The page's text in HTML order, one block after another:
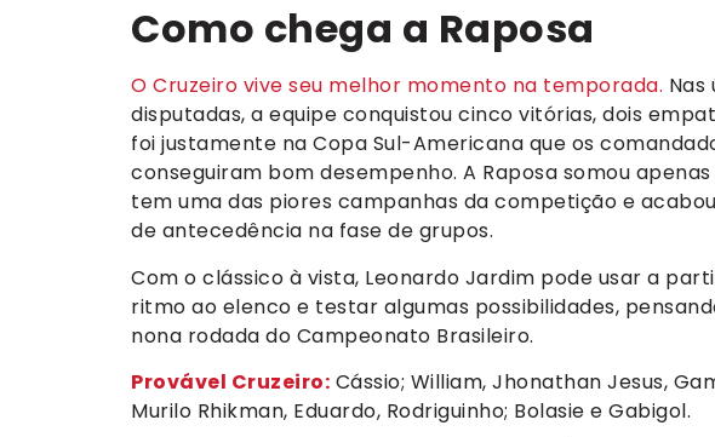
Como chega a Raposa
O Cruzeiro vive seu melhor momento na temporada.
disputadas, a equipe conquistou cinco vitórias, dois
foi justamente na Copa Sul-Americana que os
conseguiram bom desempenho. A Raposa somou
tem uma das piores campanhas da competição e
de antecedência na fase de grupos.
Com o clássico à vista, Leonardo Jardim pode usar a
ritmo ao elenco e testar algumas possibilidades,
nona rodada do Campeonato Brasileiro.
Provável Cruzeiro: Cássio; William, Jhonathan Jesus,
Murilo Rhikman, Eduardo, Rodriguinho; Bolasie e Gabigol.